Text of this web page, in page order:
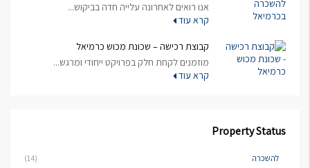
אנו רואים לאחרונה עלייה חדה בביקוש...
קרא עוד
קבוצת רכישה – שכונת מכוש כרמיאל
מוזמנים לקחת חלק בפרויקט ייחודי ומרגש...
קרא עוד
Property Status
להשכרה
(14)